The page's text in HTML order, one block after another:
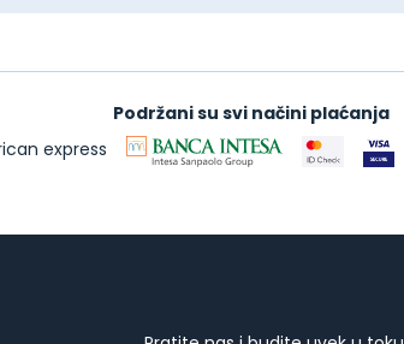
Podržani su svi načini plaćanja